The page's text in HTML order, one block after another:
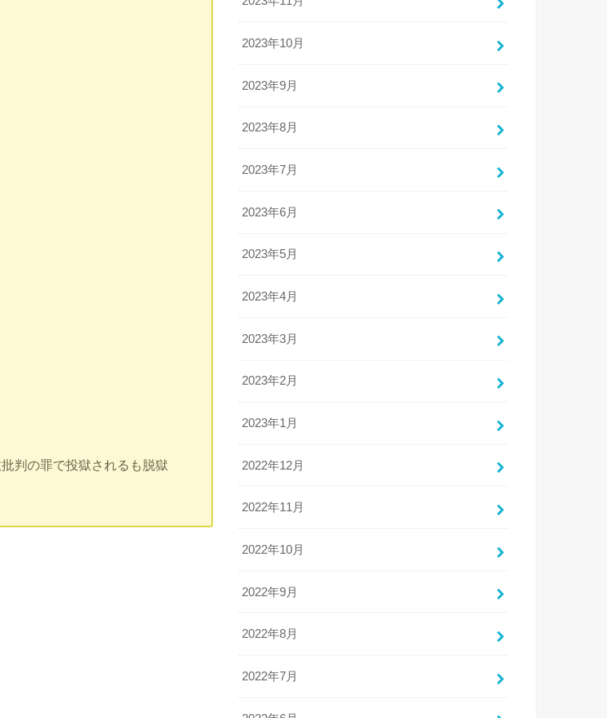
判の罪で投獄されるも脱獄
2023年10月
2023年9月
2023年8月
2023年7月
2023年6月
2023年5月
2023年4月
2023年3月
2023年2月
2023年1月
2022年12月
2022年11月
2022年10月
2022年9月
2022年8月
2022年7月